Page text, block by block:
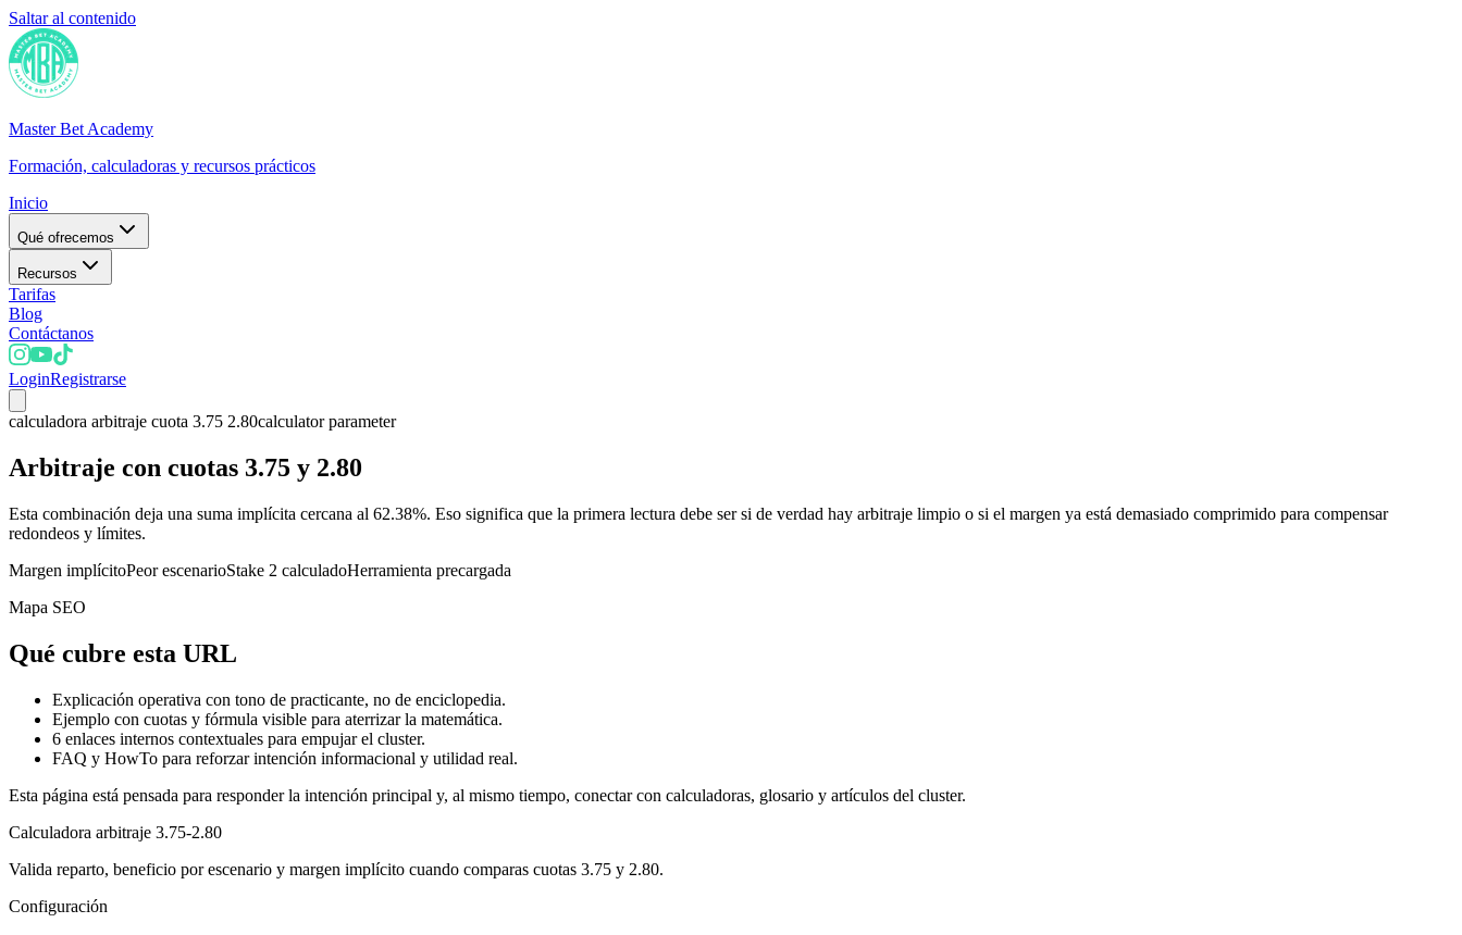
Saltar al contenido
Master Bet Academy
Formación, calculadoras y recursos prácticos
Inicio
Qué ofrecemos
Recursos
Tarifas
Blog
Contáctanos
LoginRegistrarse
calculadora arbitraje cuota 3.75 2.80calculator parameter
Arbitraje con cuotas 3.75 y 2.80
Esta combinación deja una suma implícita cercana al 62.38%. Eso significa que la primera lectura debe ser si de verdad hay arbitraje limpio o si el margen ya está demasiado comprimido para compensar
redondeos y límites.
Margen implícitoPeor escenarioStake 2 calculadoHerramienta precargada
Mapa SEO
Qué cubre esta URL
Explicación operativa con tono de practicante, no de enciclopedia.
Ejemplo con cuotas y fórmula visible para aterrizar la matemática.
6 enlaces internos contextuales para empujar el cluster.
FAQ y HowTo para reforzar intención informacional y utilidad real.
Esta página está pensada para responder la intención principal y, al mismo tiempo, conectar con calculadoras, glosario y artículos del cluster.
Calculadora arbitraje 3.75-2.80
Valida reparto, beneficio por escenario y margen implícito cuando comparas cuotas 3.75 y 2.80.
Configuración